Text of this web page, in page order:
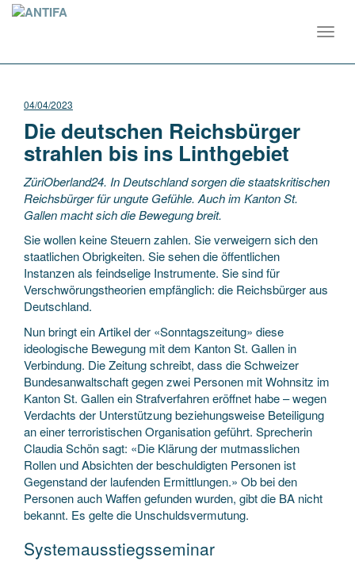
04/04/2023
Die deutschen Reichsbürger
strahlen bis ins Linthgebiet
ZüriOberland24. In Deutschland sorgen die staatskritischen
Reichsbürger für ungute Gefühle. Auch im Kanton St.
Gallen macht sich die Bewegung breit.
Sie wollen keine Steuern zahlen. Sie verweigern sich den
staatlichen Obrigkeiten. Sie sehen die öffentlichen
Instanzen als feindselige Instrumente. Sie sind für
Verschwörungstheorien empfänglich: die Reichsbürger aus
Deutschland.
Nun bringt ein Artikel der «Sonntagszeitung» diese
ideologische Bewegung mit dem Kanton St. Gallen in
Verbindung. Die Zeitung schreibt, dass die Schweizer
Bundesanwaltschaft gegen zwei Personen mit Wohnsitz im
Kanton St. Gallen ein Strafverfahren eröffnet habe – wegen
Verdachts der Unterstützung beziehungsweise Beteiligung
an einer terroristischen Organisation geführt. Sprecherin
Claudia Schön sagt: «Die Klärung der mutmasslichen
Rollen und Absichten der beschuldigten Personen ist
Gegenstand der laufenden Ermittlungen.» Ob bei den
Personen auch Waffen gefunden wurden, gibt die BA nicht
bekannt. Es gelte die Unschuldsvermutung.
Systemausstiegsseminar